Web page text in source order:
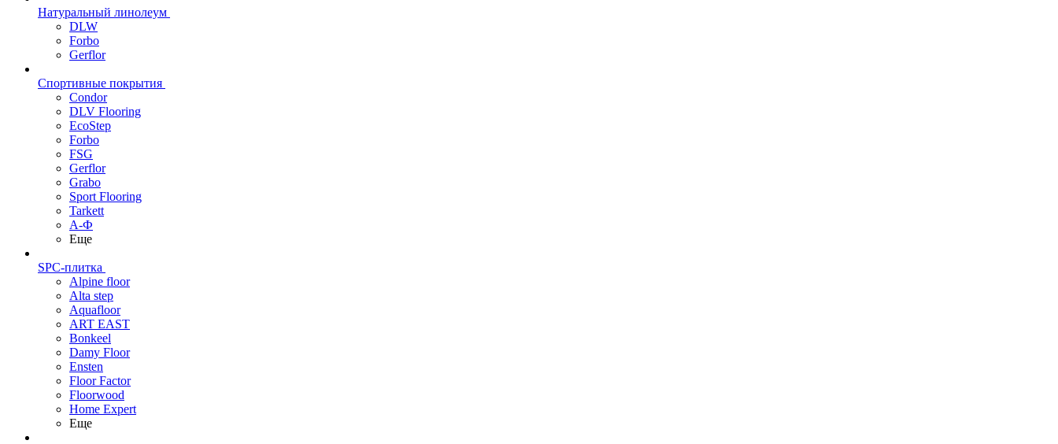
Натуральный линолеум
DLW
Forbo
Gerflor
Спортивные покрытия
Condor
DLV Flooring
EcoStep
Forbo
FSG
Gerflor
Grabo
Sport Flooring
Tarkett
А-Ф
Еще
SPC-плитка
Alpine floor
Alta step
Aquafloor
ART EAST
Bonkeel
Damy Floor
Ensten
Floor Factor
Floorwood
Home Expert
Еще